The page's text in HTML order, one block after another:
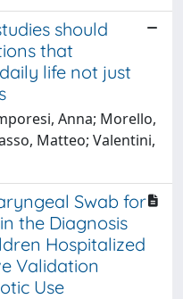
should
that
life not just
Anna; Morello,
Matteo; Valentini,
Swab for
the Diagnosis
Hospitalized
Validation
Use